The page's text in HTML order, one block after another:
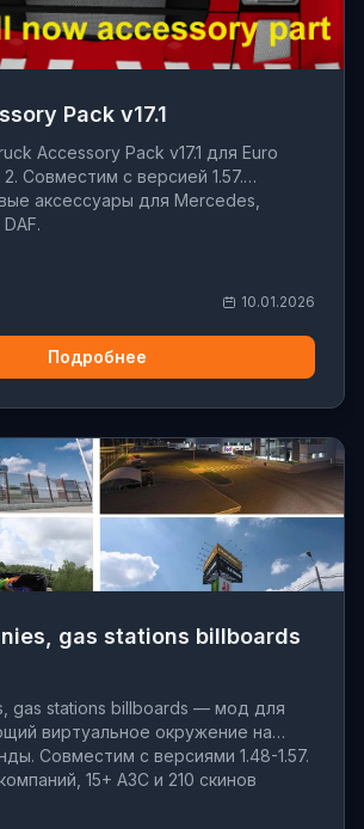
Pack v17.1
Accessory Pack v17.1 для Euro
Совместим с версией 1.57.
аксессуары для Mercedes,
10.01.2026
Подробнее
gas stations billboards
gas stations billboards — мод для
виртуальное окружение на
Совместим с версиями 1.48-1.57.
15+ АЗС и 210 скинов